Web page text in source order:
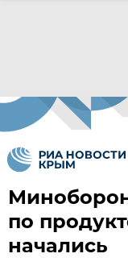
по
начались